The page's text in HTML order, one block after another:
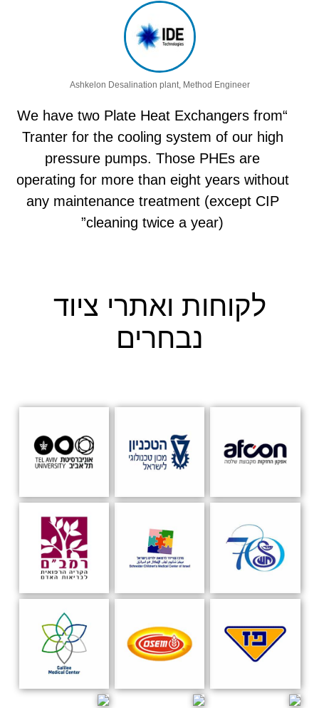
Ashkelon Desalination plant, Method Engineer
“We have two Plate Heat Exchangers from
Tranter for the cooling system of our high
pressure pumps. Those PHEs are
operating for more than eight years without
any maintenance treatment (except CIP
cleaning twice a year)”
לקוחות ואתרי ציוד
נבחרים